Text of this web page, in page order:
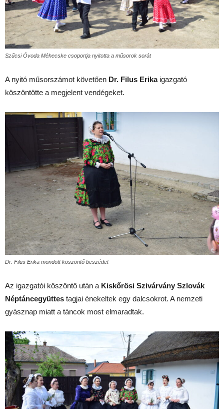
Szűcsi Óvoda Méhecske csoportja nyitotta a műsorok sorát
A nyitó műsorszámot követően Dr. Filus Erikaigazgató
köszöntötte a megjelent vendégeket.
Dr. Filus Erika mondott köszöntő beszédet
Az igazgatói köszöntő után a Kiskőrösi Szivárvány Szlovák
Néptáncegyüttes tagjai énekeltek egy dalcsokrot. A nemzeti
gyásznap miatt a táncok most elmaradtak.